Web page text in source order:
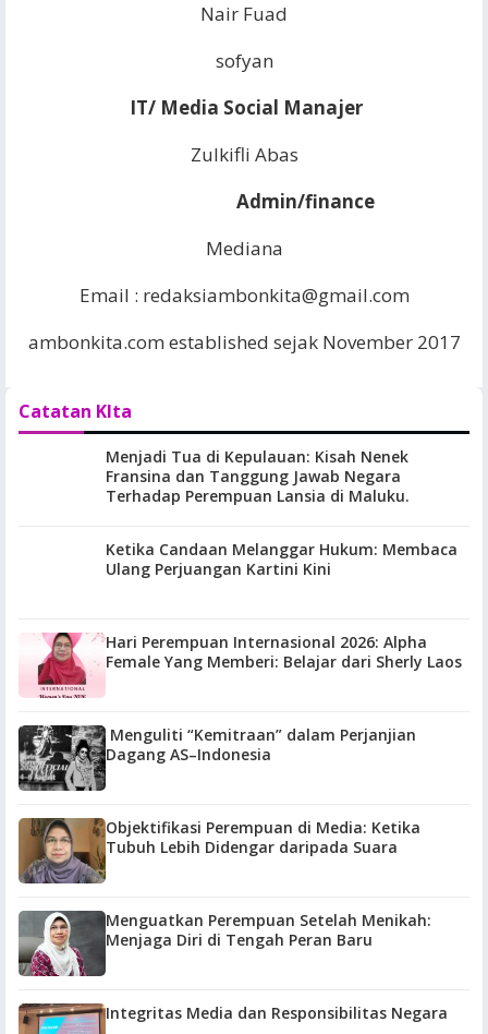
Nair Fuad
sofyan
IT/ Media Social Manajer
Zulkifli Abas
Admin/finance
Mediana
Email : redaksiambonkita@gmail.com
ambonkita.com established sejak November 2017
Catatan KIta
Menjadi Tua di Kepulauan: Kisah Nenek
Fransina dan Tanggung Jawab Negara
Terhadap Perempuan Lansia di Maluku.
Ketika Candaan Melanggar Hukum: Membaca
Ulang Perjuangan Kartini Kini
Hari Perempuan Internasional 2026: Alpha
Female Yang Memberi: Belajar dari Sherly Laos
Menguliti “Kemitraan” dalam Perjanjian
Dagang AS–Indonesia
Objektifikasi Perempuan di Media: Ketika
Tubuh Lebih Didengar daripada Suara
Menguatkan Perempuan Setelah Menikah:
Menjaga Diri di Tengah Peran Baru
Integritas Media dan Responsibilitas Negara